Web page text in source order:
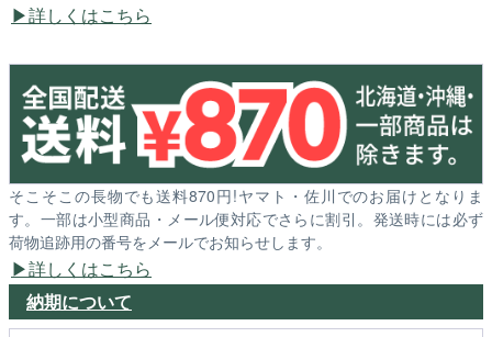
詳しくはこちら
そこそこの長物でも送料870円!ヤマト・佐川でのお届けとなりま
す。一部は小型商品・メール便対応でさらに割引。発送時には必ず
荷物追跡用の番号をメールでお知らせします。
詳しくはこちら
納期について